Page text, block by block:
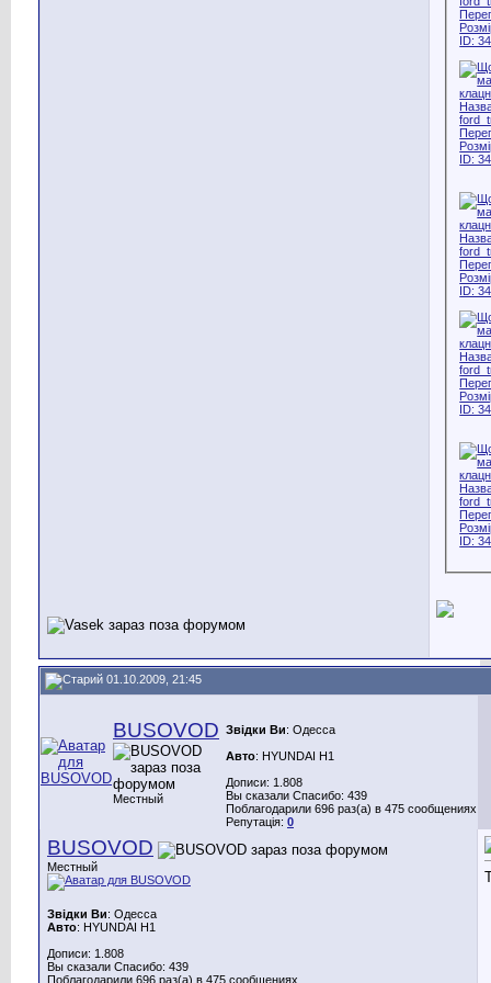
01.10.2009, 21:45
BUSOVOD
Местный
Звідки Ви: Одесса
Авто: HYUNDAI H1
Дописи: 1.808
Вы сказали Спасибо: 439
Поблагодарили 696 раз(а) в 475 сообщениях
Репутація: 0
BUSOVOD
Местный
Звідки Ви: Одесса
Авто: HYUNDAI H1
Дописи: 1.808
Вы сказали Спасибо: 439
Поблагодарили 696 раз(а) в 475 сообщениях